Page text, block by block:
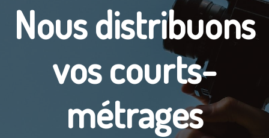
Nous distribuons
vos courts-
métrages